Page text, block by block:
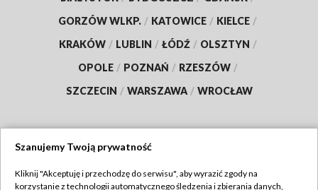
GORZÓW WLKP. / KATOWICE / KIELCE /
KRAKÓW / LUBLIN / ŁÓDŹ / OLSZTYN /
OPOLE / POZNAŃ / RZESZÓW /
SZCZECIN / WARSZAWA / WROCŁAW
Szanujemy Twoją prywatność
Kliknij "Akceptuję i przechodzę do serwisu", aby wyrazić zgody na
korzystanie z technologii automatycznego śledzenia i zbierania danych,